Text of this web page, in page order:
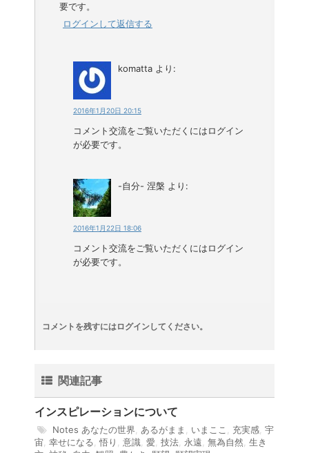
要です。
ログインして返信する
komatta より:
2016年1月20日 20:15
コメント交流をご覧いただくにはログイン
が必要です。
-自分- 涅槃 より:
2016年1月22日 18:06
コメント交流をご覧いただくにはログイン
が必要です。
コメントを残すにはログインしてください。
関連記事
インスピレーションについて
Notes あなたの世界 あるがまま いまここ 充実感 宇
宙 幸せになる 悟り 意識 愛 技法 永遠 無為自然 生き